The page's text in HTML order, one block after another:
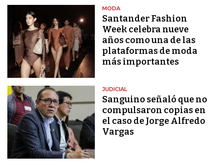
MODA
Santander Fashion
Week celebra nueve
años como una de las
plataformas de moda
más importantes
JUDICIAL
Sanguino señaló que no
compulsaron copias en
el caso de Jorge Alfredo
Vargas